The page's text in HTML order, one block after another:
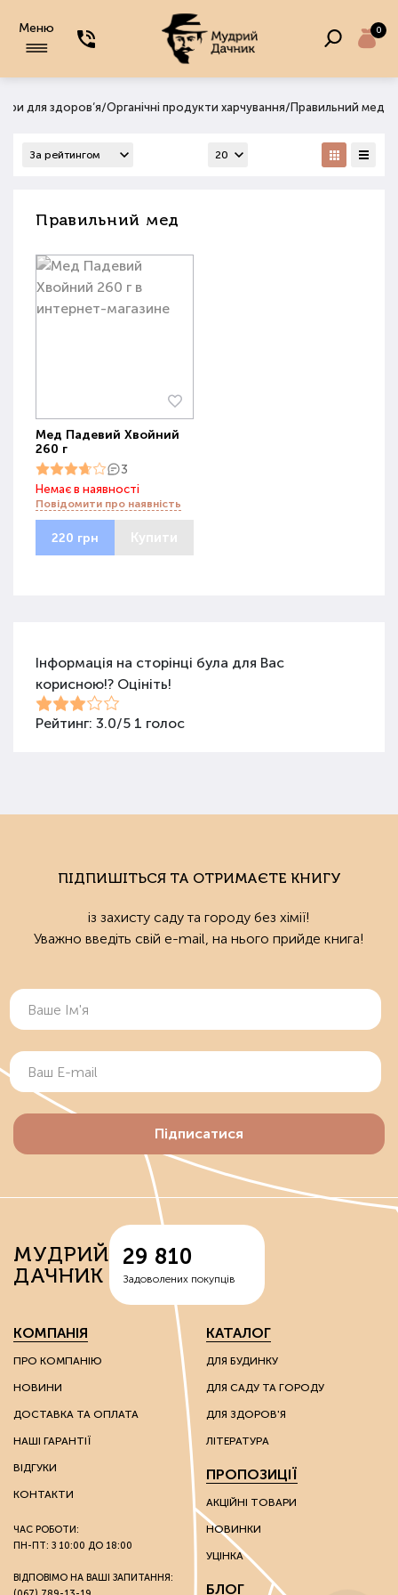
Меню 0
для здоров‘я/Органічні продукти харчування/ Правильний мед
Правильний мед
Мед Падевий Хвойний
260 г
3
Немає в наявності
Повідомити про наявність
220 грн Купити
Інформація на сторінці була для Вас
корисною!? Оцініть!
Рейтинг: 3.0/5 1 голос
ПІДПИШІТЬСЯ ТА ОТРИМАЄТЕ КНИГУ
із захисту саду та городу без хімії!
Уважно введіть свій e-mail, на нього прийде книга!
Підписатися
МУДРИЙ
ДАЧНИК
29 810
Задоволених покупців
КОМПАНІЯ
ПРО КОМПАНІЮ
НОВИНИ
ДОСТАВКА ТА ОПЛАТА
НАШІ ГАРАНТІЇ
ВІДГУКИ
КОНТАКТИ
ЧАС РОБОТИ:
ПН-ПТ: З 10:00 ДО 18:00
ВІДПОВІМО НА ВАШІ ЗАПИТАННЯ:
КАТАЛОГ
ДЛЯ БУДИНКУ
ДЛЯ САДУ ТА ГОРОДУ
ДЛЯ ЗДОРОВ'Я
ЛІТЕРАТУРА
ПРОПОЗИЦІЇ
АКЦІЙНІ ТОВАРИ
НОВИНКИ
УЦІНКА
БЛОГ